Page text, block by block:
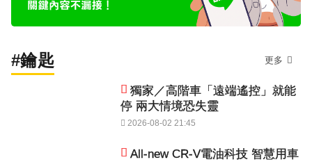
#鑰匙 更多
獨家／高階車「遠端遙控」就能
停 兩大情境恐失靈
2026-08-02 21:45
All-new CR-V電油科技 智慧用車